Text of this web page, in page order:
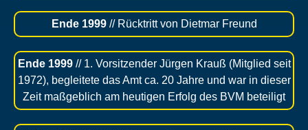
Ende 1999// Rücktritt von Dietmar Freund
Ende 1999// 1. Vorsitzender Jürgen Krauß (Mitglied seit
1972), begleitete das Amt ca. 20 Jahre und war in dieser
Zeit maßgeblich am heutigen Erfolg des BVM beteiligt